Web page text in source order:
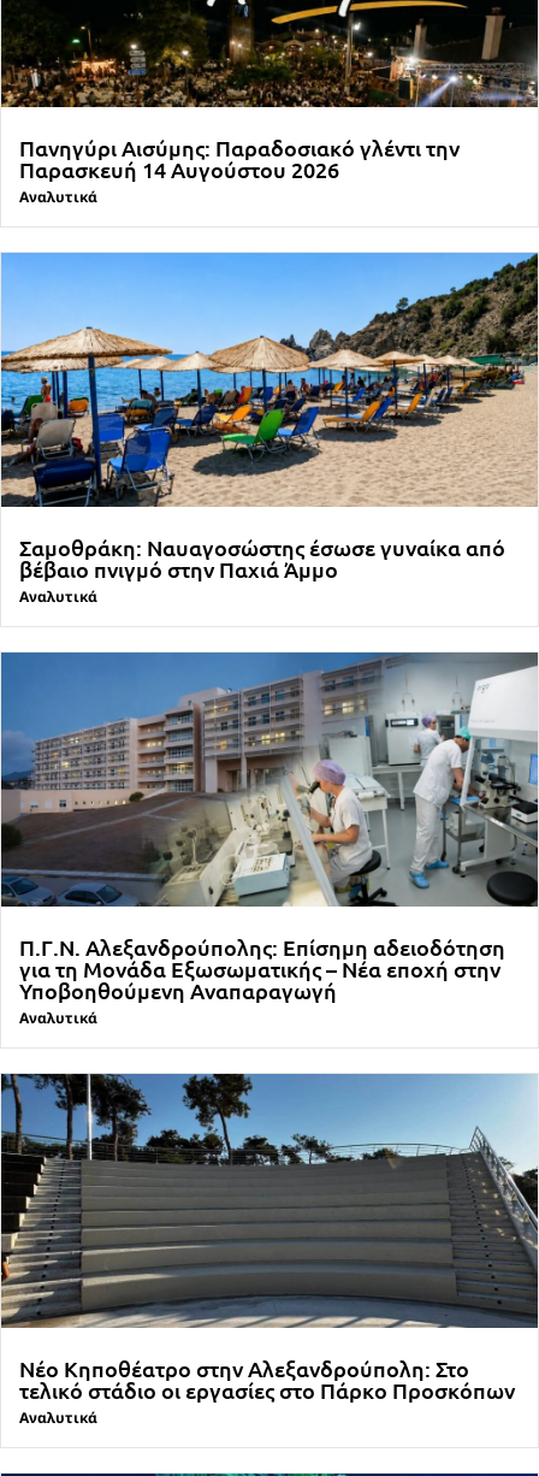
Πανηγύρι Αισύμης: Παραδοσιακό γλέντι την
Παρασκευή 14 Αυγούστου 2026
Αναλυτικά
Σαμοθράκη: Ναυαγοσώστης έσωσε γυναίκα από
βέβαιο πνιγμό στην Παχιά Άμμο
Αναλυτικά
Π.Γ.Ν. Αλεξανδρούπολης: Επίσημη αδειοδότηση
για τη Μονάδα Εξωσωματικής – Νέα εποχή στην
Υποβοηθούμενη Αναπαραγωγή
Αναλυτικά
Νέο Κηποθέατρο στην Αλεξανδρούπολη: Στο
τελικό στάδιο οι εργασίες στο Πάρκο Προσκόπων
Αναλυτικά